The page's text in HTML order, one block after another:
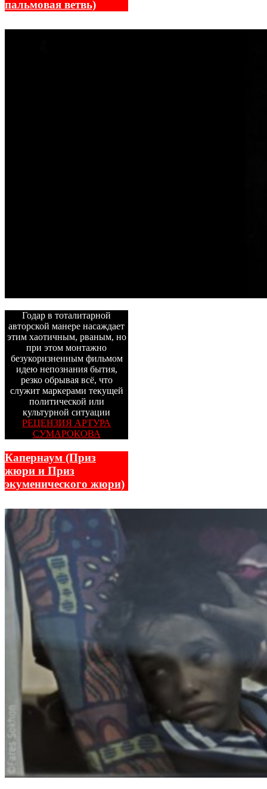
пальмовая ветвь)
Годар в тоталитарной
авторской манере насаждает
этим хаотичным, рваным, но
при этом монтажно
безукоризненным фильмом
идею непознания бытия,
резко обрывая всё, что
служит маркерами текущей
политической или
культурной ситуации
РЕЦЕНЗИЯ АРТУРА
СУМАРОКОВА
Капернаум (Приз
жюри и Приз
экуменического жюри)